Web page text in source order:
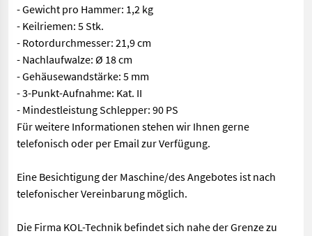
- Gewicht pro Hammer: 1,2 kg
- Keilriemen: 5 Stk.
- Rotordurchmesser: 21,9 cm
- Nachlaufwalze: Ø 18 cm
- Gehäusewandstärke: 5 mm
- 3-Punkt-Aufnahme: Kat. II
- Mindestleistung Schlepper: 90 PS
Für weitere Informationen stehen wir Ihnen gerne
telefonisch oder per Email zur Verfügung.
Eine Besichtigung der Maschine/des Angebotes ist nach
telefonischer Vereinbarung möglich.
Die Firma KOL-Technik befindet sich nahe der Grenze zu